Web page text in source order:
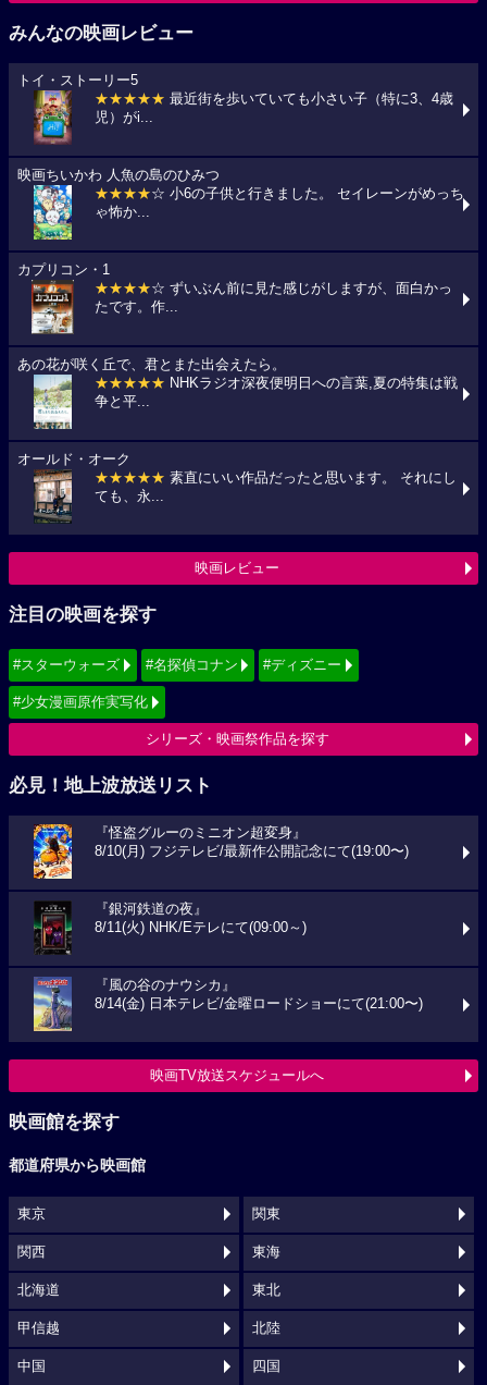
みんなの映画レビュー
トイ・ストーリー5
★★★★★ 最近街を歩いていても小さい子（特に3、4歳
児）がi...
映画ちいかわ 人魚の島のひみつ
★★★★☆ 小6の子供と行きました。 セイレーンがめっち
ゃ怖か...
カプリコン・1
★★★★☆ ずいぶん前に見た感じがしますが、面白かっ
たです。作...
あの花が咲く丘で、君とまた出会えたら。
★★★★★ NHKラジオ深夜便明日への言葉,夏の特集は戦
争と平...
オールド・オーク
★★★★★ 素直にいい作品だったと思います。 それにし
ても、永...
映画レビュー
注目の映画を探す
#スターウォーズ #名探偵コナン #ディズニー
#少女漫画原作実写化
シリーズ・映画祭作品を探す
必見！地上波放送リスト
『怪盗グルーのミニオン超変身』
8/10(月) フジテレビ/最新作公開記念にて(19:00〜)
『銀河鉄道の夜』
8/11(火) NHK/Eテレにて(09:00～)
『風の谷のナウシカ』
8/14(金) 日本テレビ/金曜ロードショーにて(21:00〜)
映画TV放送スケジュールへ
映画館を探す
都道府県から映画館
東京 関東
関西 東海
北海道 東北
甲信越 北陸
中国 四国